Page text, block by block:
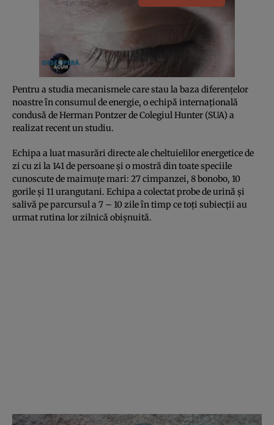
Pentru a studia mecanismele care stau la baza diferenţelor
noastre în consumul de energie, o echipă internaţională
condusă de Herman Pontzer de Colegiul Hunter (SUA) a
realizat recent un studiu.
Echipa a luat masurări directe ale cheltuielilor energetice de
zi cu zi la 141 de persoane şi o mostră din toate speciile
cunoscute de maimuţe mari: 27 cimpanzei, 8 bonobo, 10
gorile şi 11 urangutani. Echipa a colectat probe de urină şi
salivă pe parcursul a 7 – 10 zile în timp ce toţi subiecţii au
urmat rutina lor zilnică obişnuită.